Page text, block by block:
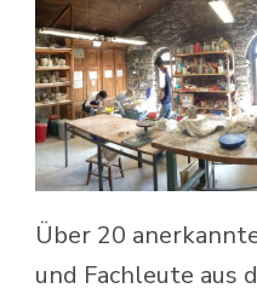
Über 20
und Fachleute aus